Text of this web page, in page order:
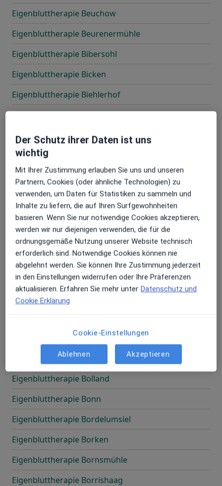
Eigenbluttherapie Beuchow
Eigenbluttherapie Beurenermühle
Eigenbluttherapie Bibersohl
Eigenbluttherapie Bicken
Eigenbluttherapie Biehlerhof
Eigenbluttherapie Biersackschlag
Eigenbluttherapie Bietigheim-Bissingen
Eigenbluttherapie Binnrot
Eigenbluttherapie Birkenhof
Eigenbluttherapie Bismarckquelle
Eigenbluttherapie Blangenmoorfeld
Eigenbluttherapie Bleckederwerder
Eigenbluttherapie Blick
Eigenbluttherapie Bochum
Eigenbluttherapie Böelnorderfeld
Eigenbluttherapie Bökensberg
Eigenbluttherapie Bolanderhof
Eigenbluttherapie Bolland
Eigenbluttherapie Bonn
Eigenbluttherapie Bordelumsiel
Eigenbluttherapie Borken
Eigenbluttherapie Bornsmühle
Eigenbluttherapie Borrishaag
Der Schutz ihrer Daten ist uns
wichtig
Mit Ihrer Zustimmung erlauben Sie uns und unseren
Partnern, Cookies (oder ähnliche Technologien) zu
verwenden, um Daten für Statistiken zu sammeln und
Inhalte zu liefern, die auf Ihren Surfgewohnheiten
basieren. Wenn Sie nur notwendige Cookies akzeptieren,
werden wir nur diejenigen verwenden, die für die
ordnungsgemäße Nutzung unserer Website technisch
erforderlich sind. Notwendige Cookies können nie
abgelehnt werden. Sie können Ihre Zustimmung jederzeit
in den Einstellungen widerrufen oder Ihre Präferenzen
aktualisieren. Erfahren Sie mehr unter Datenschutz und
Cookie Erklärung
Cookie-Einstellungen
Ablehnen Akzeptieren